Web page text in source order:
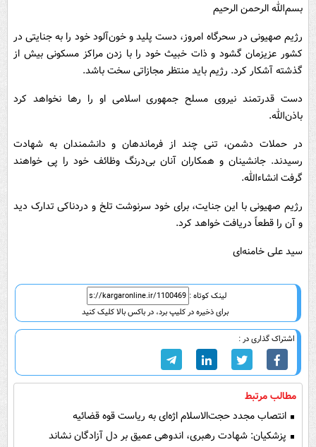
بسم‌الله الرحمن الرحیم
رژیم صهیونی در سحرگاه امروز، دست پلید و خون‌آلود خود را به جنایتی در
کشور عزیزمان گشود و ذات خبیث خود را با زدن مراکز مسکونی بیش از
گذشته آشکار کرد. رژیم باید منتظر مجازاتی سخت باشد.
دست قدرتمند نیروی مسلح جمهوری اسلامی او را رها نخواهد کرد
باذن‌الله.
در حملات دشمن، تنی چند از فرماندهان و دانشمندان به شهادت
رسیدند. جانشینان و همکاران آنان بی‌درنگ وظائف خود را پی خواهند
گرفت انشاء‌الله.
رژیم صهیونی با این جنایت، برای خود سرنوشت تلخ و دردناکی تدارک دید
و آن را قطعاً دریافت خواهد کرد.
سید علی خامنه‌ای
لینک کوتاه :
برای ذخیره در کلیپ برد، در باکس بالا کلیک کنید
اشتراک گذاری در :
مطالب مرتبط
انتصاب مجدد حجت‌الاسلام اژه‌ای به ریاست قوه‌ قضائیه
پزشکیان: شهادت رهبری، اندوهی عمیق بر دل آزادگان نشاند